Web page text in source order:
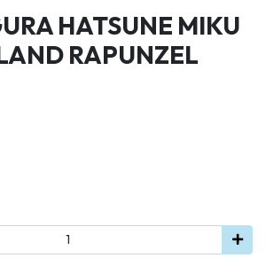
HATSUNE MIKU
RAPUNZEL